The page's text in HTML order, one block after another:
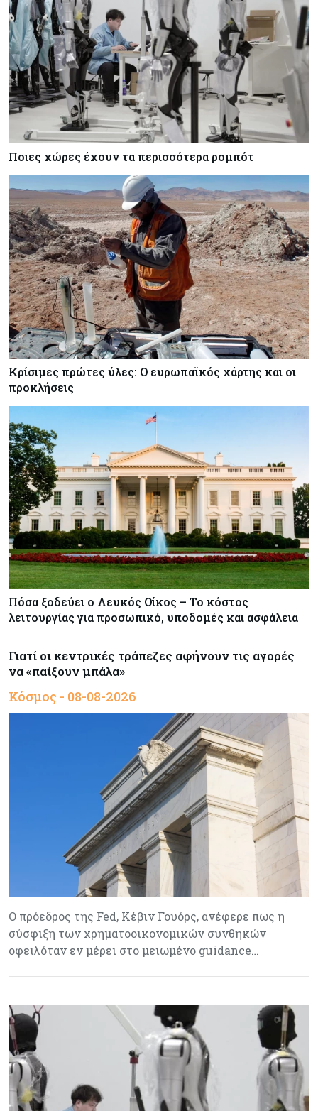
Ποιες χώρες έχουν τα περισσότερα ρομπότ
Κρίσιμες πρώτες ύλες: Ο ευρωπαϊκός χάρτης και οι
προκλήσεις
Πόσα ξοδεύει ο Λευκός Οίκος – Το κόστος
λειτουργίας για προσωπικό, υποδομές και ασφάλεια
Γιατί οι κεντρικές τράπεζες αφήνουν τις αγορές
να «παίξουν μπάλα»
Κόσμος - 08-08-2026
Ο πρόεδρος της Fed, Κέβιν Γουόρς, ανέφερε πως η
σύσφιξη των χρηματοοικονομικών συνθηκών
οφειλόταν εν μέρει στο μειωμένο guidance…